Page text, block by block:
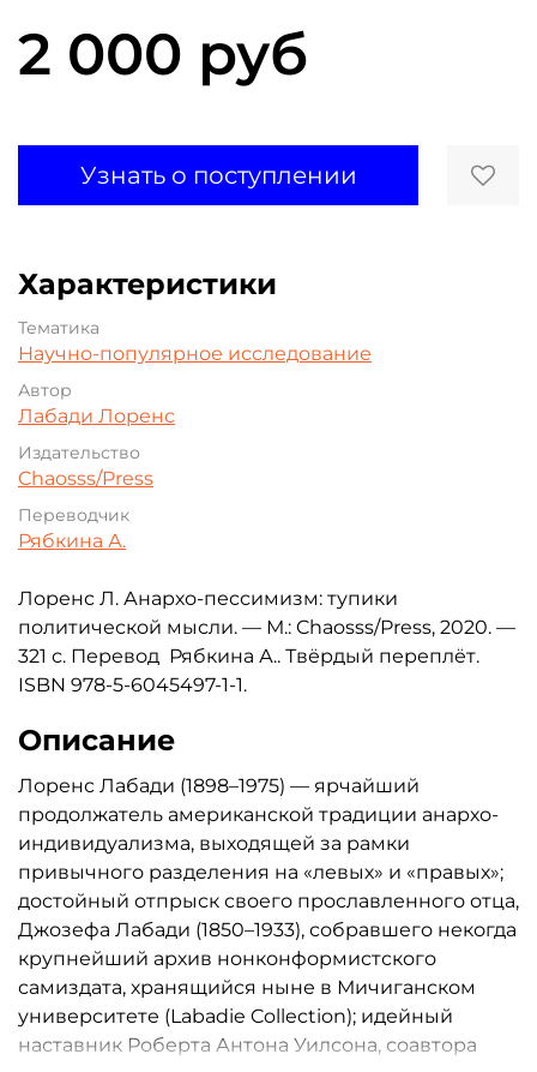
2 000 руб
Узнать о поступлении
Характеристики
Тематика
Научно-популярное исследование
Автор
Лабади Лоренс
Издательство
Chaosss/Press
Переводчик
Рябкина А.
Лоренс Л. Анархо-пессимизм: тупики
политической мысли. — М.: Chaosss/Press, 2020. —
321 с. Перевод Рябкина А.. Твёрдый переплёт.
ISBN 978-5-6045497-1-1.
Описание
Лоренс Лабади (1898–1975) — ярчайший
продолжатель американской традиции анархо-
индивидуализма, выходящей за рамки
привычного разделения на «левых» и «правых»;
достойный отпрыск своего прославленного отца,
Джозефа Лабади (1850–1933), собравшего некогда
крупнейший архив нонконформистского
самиздата, хранящийся ныне в Мичиганском
университете (Labadie Collection); идейный
наставник Роберта Антона Уилсона, соавтора